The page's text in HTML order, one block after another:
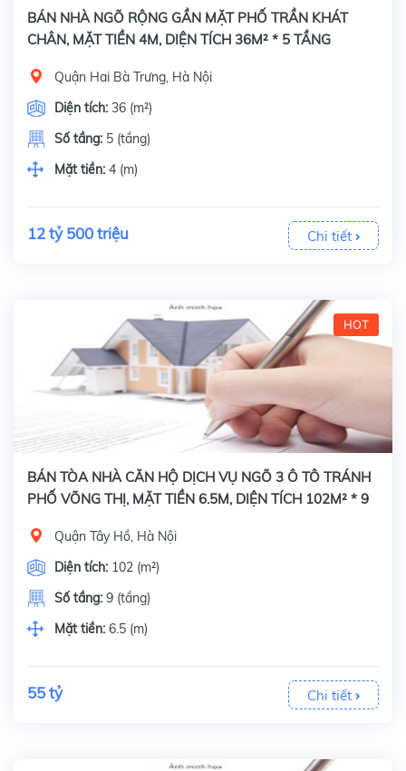
BÁN NHÀ NGÕ RỘNG GẦN MẶT PHỐ TRẦN KHÁT
CHÂN, MẶT TIỀN 4M, DIỆN TÍCH 36M² * 5 TẦNG
Quận Hai Bà Trưng, Hà Nội
Diện tích: 36 (m²)
Số tầng: 5 (tầng)
Mặt tiền: 4 (m)
12 tỷ 500 triệu Chi tiết
HOT
BÁN TÒA NHÀ CĂN HỘ DỊCH VỤ NGÕ 3 Ô TÔ TRÁNH
PHỐ VÕNG THỊ, MẶT TIỀN 6.5M, DIỆN TÍCH 102M² * 9
Quận Tây Hồ, Hà Nội
Diện tích: 102 (m²)
Số tầng: 9 (tầng)
Mặt tiền: 6.5 (m)
55 tỷ Chi tiết